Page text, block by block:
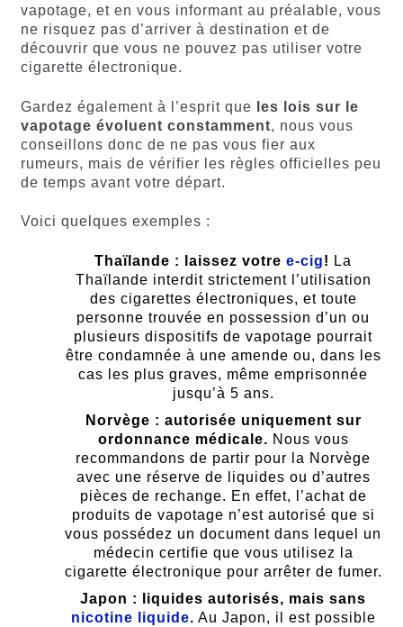
vapotage, et en vous informant au préalable, vous
ne risquez pas d’arriver à destination et de
découvrir que vous ne pouvez pas utiliser votre
cigarette électronique.
Gardez également à l’esprit que
les lois sur le
vapotage évoluent constamment, nous vous
conseillons donc de ne pas vous fier aux
rumeurs, mais de vérifier les règles officielles peu
de temps avant votre départ.
Voici quelques exemples :
Thaïlande : laissez votre e-cig! La
Thaïlande interdit strictement l’utilisation
des cigarettes électroniques, et toute
personne trouvée en possession d’un ou
plusieurs dispositifs de vapotage pourrait
être condamnée à une amende ou, dans les
cas les plus graves, même emprisonnée
jusqu’à 5 ans.
Norvège : autorisée uniquement sur
ordonnance médicale. Nous vous
recommandons de partir pour la Norvège
avec une réserve de liquides ou d’autres
pièces de rechange. En effet, l’achat de
produits de vapotage n’est autorisé que si
vous possédez un document dans lequel un
médecin certifie que vous utilisez la
cigarette électronique pour arrêter de fumer.
Japon : liquides autorisés, mais sans
nicotine liquide. Au Japon, il est possible